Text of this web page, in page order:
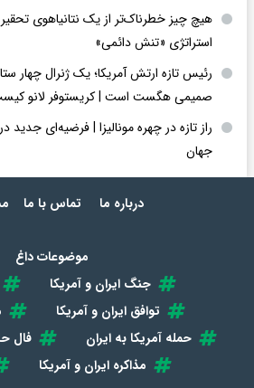
هیچ چیز خطرناک‌تر از یک نتانیاهوی
استراتژی «تنش دائمی»
رئیس تازه ارتش آمریکا؛ یک ژنرال چهار
صمیمی هگست است | کریستوفر لانو
راز تازه در چهره مونالیزا | فرضیه‌ای جدید
جهان
درباره ما تماس با ما
موضوعات داغ
جنگ ایران و آمریکا
توافق ایران و آمریکا
حمله آمریکا به ایران
فال
مذاکره ایران و آمریکا